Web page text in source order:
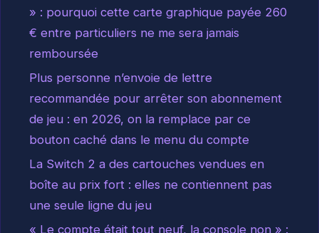
» : pourquoi cette carte graphique payée 260
€ entre particuliers ne me sera jamais
remboursée
Plus personne n’envoie de lettre
recommandée pour arrêter son abonnement
de jeu : en 2026, on la remplace par ce
bouton caché dans le menu du compte
La Switch 2 a des cartouches vendues en
boîte au prix fort : elles ne contiennent pas
une seule ligne du jeu
« Le compte était tout neuf, la console non » :